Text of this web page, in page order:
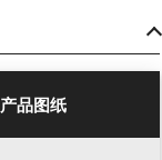
产品图纸